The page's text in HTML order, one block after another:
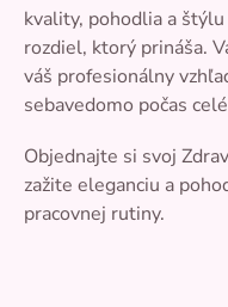
kvality, pohodlia a
rozdiel, ktorý prináša.
váš profesionálny
sebavedomo počas
Objednajte si svoj
zažite eleganciu a
pracovnej rutiny.